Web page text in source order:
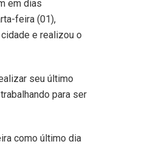
em dias
feira (01),
e realizou o
seu último
para ser
como último dia